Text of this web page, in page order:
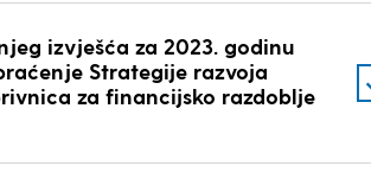
izvješća za 2023. godinu
Strategije razvoja
za financijsko razdoblje